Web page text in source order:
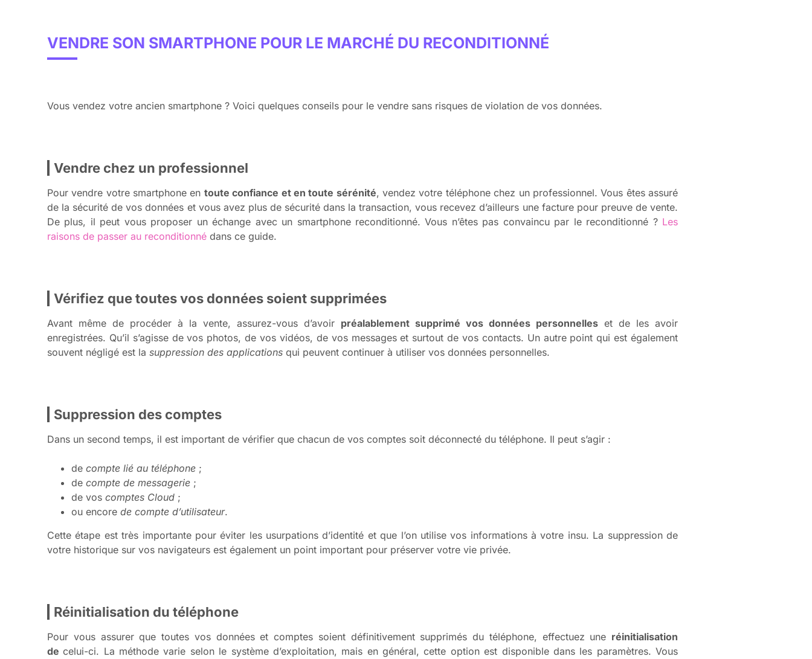
VENDRE SON SMARTPHONE POUR LE MARCHÉ DU RECONDITIONNÉ
Vous vendez votre ancien smartphone ? Voici quelques conseils pour le vendre sans risques de violation de vos données.
Vendre chez un professionnel
Pour vendre votre smartphone en toute confiance et en toute sérénité, vendez votre téléphone chez un professionnel. Vous êtes assuré
de la sécurité de vos données et vous avez plus de sécurité dans la transaction, vous recevez d’ailleurs une facture pour preuve de vente.
De plus, il peut vous proposer un échange avec un smartphone reconditionné. Vous n’êtes pas convaincu par le reconditionné ? Les
raisons de passer au reconditionné dans ce guide.
Vérifiez que toutes vos données soient supprimées
Avant même de procéder à la vente, assurez-vous d’avoir préalablement supprimé vos données personnelles et de les avoir
enregistrées. Qu’il s’agisse de vos photos, de vos vidéos, de vos messages et surtout de vos contacts. Un autre point qui est également
souvent négligé est la suppression des applications qui peuvent continuer à utiliser vos données personnelles.
Suppression des comptes
Dans un second temps, il est important de vérifier que chacun de vos comptes soit déconnecté du téléphone. Il peut s’agir :
de compte lié au téléphone ;
de compte de messagerie ;
de vos comptes Cloud ;
ou encore de compte d’utilisateur.
Cette étape est très importante pour éviter les usurpations d’identité et que l’on utilise vos informations à votre insu. La suppression de
votre historique sur vos navigateurs est également un point important pour préserver votre vie privée.
Réinitialisation du téléphone
Pour vous assurer que toutes vos données et comptes soient définitivement supprimés du téléphone, effectuez une réinitialisation
decelui-ci. La méthode varie selon le système d’exploitation, mais en général, cette option est disponible dans les paramètres. Vous